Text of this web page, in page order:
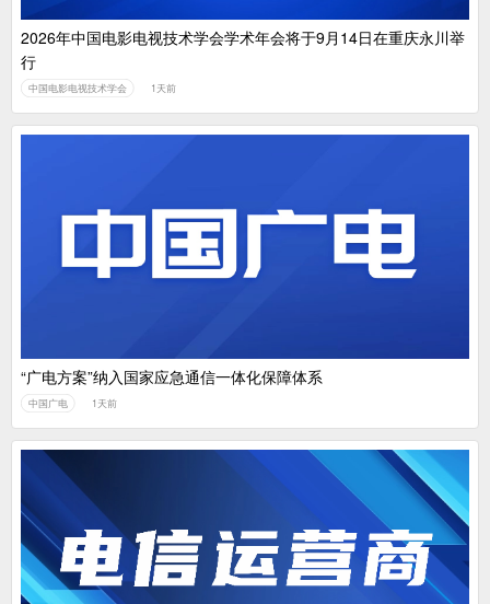
2026年中国电影电视技术学会学术年会将于9月14日在重庆永川举
行
中国电影电视技术学会 1天前
“广电方案”纳入国家应急通信一体化保障体系
中国广电 1天前